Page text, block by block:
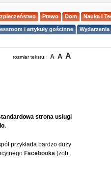
Prawo Dom Nauka i
i artykuły gościnne
rozmiar tekstu: A A A
strona usługi
przykłada bardzo duży
Facebooka (zob.